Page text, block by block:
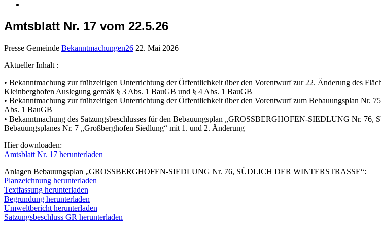
Amtsblatt Nr. 17 vom 22.5.26
Presse Gemeinde Bekanntmachungen26 22. Mai 2026
Aktueller Inhalt :
• Bekanntmachung zur frühzeitigen Unterrichtung der Öffentlichkeit über den Vorentwurf zur 22. Änderung des
Kleinberghofen Auslegung gemäß § 3 Abs. 1 BauGB und § 4 Abs. 1 BauGB
• Bekanntmachung zur frühzeitigen Unterrichtung der Öffentlichkeit über den Vorentwurf zum Bebauungsplan Nr.
Abs. 1 BauGB
• Bekanntmachung des Satzungsbeschlusses für den Bebauungsplan „GROSSBERGHOFEN-SIEDLUNG Nr.
Bebauungsplanes Nr. 7 „Großberghofen Siedlung“ mit 1. und 2. Änderung
Hier downloaden:
Amtsblatt Nr. 17 herunterladen
Anlagen Bebauungsplan „GROSSBERGHOFEN-SIEDLUNG Nr. 76, SÜDLICH DER WINTERSTRASSE“:
Planzeichnung herunterladen
Textfassung herunterladen
Begrundung herunterladen
Umweltbericht herunterladen
Satzungsbeschluss GR herunterladen